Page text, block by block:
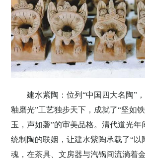
建水紫陶：位列“中国四大名陶”
釉磨光”工艺独步天下，成就了“坚如
玉，声如磬”的审美品格。清代道光年
统制陶的联姻，让建水紫陶承载了“以
魂，在茶具、文房器与汽锅间流淌着金